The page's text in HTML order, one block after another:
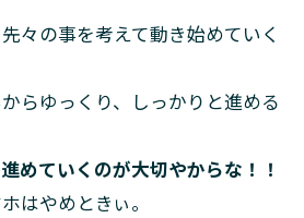
々の事を考えて動き始めていく
らゆっくり、しっかりと進める
めていくのが大切やからな！！
はやめときぃ。